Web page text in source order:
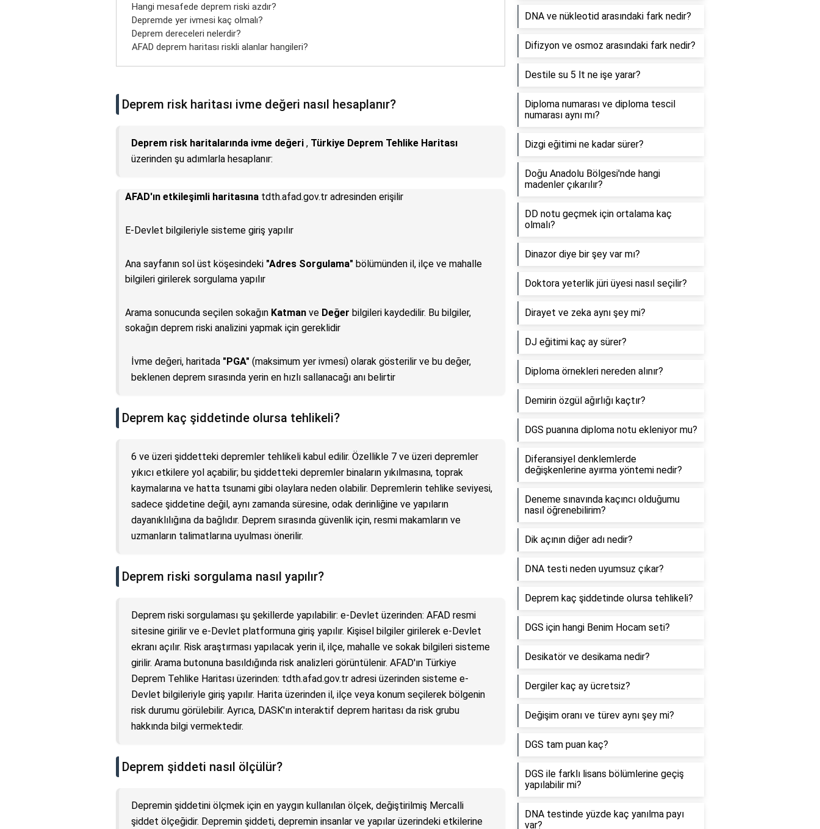
Hangi mesafede deprem riski azdır?
Depremde yer ivmesi kaç olmalı?
Deprem dereceleri nelerdir?
AFAD deprem haritası riskli alanlar hangileri?
Deprem risk haritası ivme değeri nasıl hesaplanır?
Deprem risk haritalarında ivme değeri , Türkiye Deprem Tehlike Haritası
üzerinden şu adımlarla hesaplanır:
AFAD'ın etkileşimli haritasına tdth.afad.gov.tr adresinden erişilir
E-Devlet bilgileriyle sisteme giriş yapılır
Ana sayfanın sol üst köşesindeki "Adres Sorgulama" bölümünden il, ilçe ve mahalle
bilgileri girilerek sorgulama yapılır
Arama sonucunda seçilen sokağın Katman ve Değer bilgileri kaydedilir. Bu bilgiler,
sokağın deprem riski analizini yapmak için gereklidir
İvme değeri, haritada "PGA" (maksimum yer ivmesi) olarak gösterilir ve bu değer,
beklenen deprem sırasında yerin en hızlı sallanacağı anı belirtir
Deprem kaç şiddetinde olursa tehlikeli?
6 ve üzeri şiddetteki depremler tehlikeli kabul edilir. Özellikle 7 ve üzeri depremler
yıkıcı etkilere yol açabilir; bu şiddetteki depremler binaların yıkılmasına, toprak
kaymalarına ve hatta tsunami gibi olaylara neden olabilir. Depremlerin tehlike seviyesi,
sadece şiddetine değil, aynı zamanda süresine, odak derinliğine ve yapıların
dayanıklılığına da bağlıdır. Deprem sırasında güvenlik için, resmi makamların ve
uzmanların talimatlarına uyulması önerilir.
Deprem riski sorgulama nasıl yapılır?
Deprem riski sorgulaması şu şekillerde yapılabilir: e-Devlet üzerinden: AFAD resmi
sitesine girilir ve e-Devlet platformuna giriş yapılır. Kişisel bilgiler girilerek e-Devlet
ekranı açılır. Risk araştırması yapılacak yerin il, ilçe, mahalle ve sokak bilgileri sisteme
girilir. Arama butonuna basıldığında risk analizleri görüntülenir. AFAD'ın Türkiye
Deprem Tehlike Haritası üzerinden: tdth.afad.gov.tr adresi üzerinden sisteme e-
Devlet bilgileriyle giriş yapılır. Harita üzerinden il, ilçe veya konum seçilerek bölgenin
risk durumu görülebilir. Ayrıca, DASK'ın interaktif deprem haritası da risk grubu
hakkında bilgi vermektedir.
Deprem şiddeti nasıl ölçülür?
Depremin şiddetini ölçmek için en yaygın kullanılan ölçek, değiştirilmiş Mercalli
şiddet ölçeğidir. Depremin şiddeti, depremin insanlar ve yapılar üzerindeki etkilerine
DNA ve nükleotid arasındaki fark nedir?
Difizyon ve osmoz arasındaki fark nedir?
Destile su 5 lt ne işe yarar?
Diploma numarası ve diploma tescil
numarası aynı mı?
Dizgi eğitimi ne kadar sürer?
Doğu Anadolu Bölgesi'nde hangi
madenler çıkarılır?
DD notu geçmek için ortalama kaç
olmalı?
Dinazor diye bir şey var mı?
Doktora yeterlik jüri üyesi nasıl seçilir?
Dirayet ve zeka aynı şey mi?
DJ eğitimi kaç ay sürer?
Diploma örnekleri nereden alınır?
Demirin özgül ağırlığı kaçtır?
DGS puanına diploma notu ekleniyor mu?
Diferansiyel denklemlerde
değişkenlerine ayırma yöntemi nedir?
Deneme sınavında kaçıncı olduğumu
nasıl öğrenebilirim?
Dik açının diğer adı nedir?
DNA testi neden uyumsuz çıkar?
Deprem kaç şiddetinde olursa tehlikeli?
DGS için hangi Benim Hocam seti?
Desikatör ve desikama nedir?
Dergiler kaç ay ücretsiz?
Değişim oranı ve türev aynı şey mi?
DGS tam puan kaç?
DGS ile farklı lisans bölümlerine geçiş
yapılabilir mi?
DNA testinde yüzde kaç yanılma payı
var?